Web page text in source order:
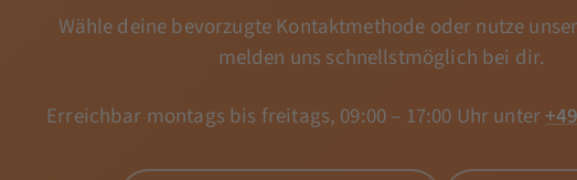
Wähle deine bevorzugte Kontaktmethode oder nutze
melden uns schnellstmöglich bei dir.
Erreichbar montags bis freitags, 09:00 – 17:00 Uhr unter